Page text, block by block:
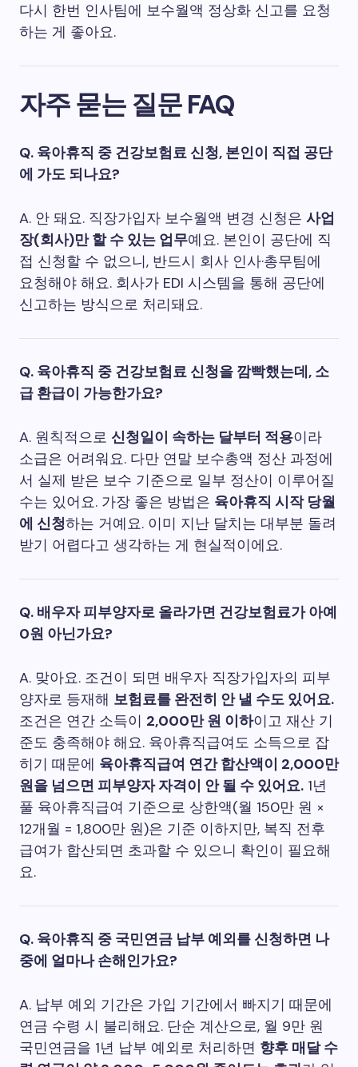
다시 한번 인사팀에 보수월액 정상화 신고를 요청
하는 게 좋아요.
자주 묻는 질문 FAQ
Q. 육아휴직 중 건강보험료 신청, 본인이 직접 공단
에 가도 되나요?
A. 안 돼요. 직장가입자 보수월액 변경 신청은 사업
장(회사)만 할 수 있는 업무예요. 본인이 공단에 직
접 신청할 수 없으니, 반드시 회사 인사·총무팀에
요청해야 해요. 회사가 EDI 시스템을 통해 공단에
신고하는 방식으로 처리돼요.
Q. 육아휴직 중 건강보험료 신청을 깜빡했는데, 소
급 환급이 가능한가요?
A. 원칙적으로 신청일이 속하는 달부터 적용이라
소급은 어려워요. 다만 연말 보수총액 정산 과정에
서 실제 받은 보수 기준으로 일부 정산이 이루어질
수는 있어요. 가장 좋은 방법은 육아휴직 시작 당월
에 신청하는 거예요. 이미 지난 달치는 대부분 돌려
받기 어렵다고 생각하는 게 현실적이에요.
Q. 배우자 피부양자로 올라가면 건강보험료가 아예
0원 아닌가요?
A. 맞아요. 조건이 되면 배우자 직장가입자의 피부
양자로 등재해 보험료를 완전히 안 낼 수도 있어요.
조건은 연간 소득이 2,000만 원 이하이고 재산 기
준도 충족해야 해요. 육아휴직급여도 소득으로 잡
히기 때문에 육아휴직급여 연간 합산액이 2,000만
원을 넘으면 피부양자 자격이 안 될 수 있어요. 1년
풀 육아휴직급여 기준으로 상한액(월 150만 원 ×
12개월 = 1,800만 원)은 기준 이하지만, 복직 전후
급여가 합산되면 초과할 수 있으니 확인이 필요해
요.
Q. 육아휴직 중 국민연금 납부 예외를 신청하면 나
중에 얼마나 손해인가요?
A. 납부 예외 기간은 가입 기간에서 빠지기 때문에
연금 수령 시 불리해요. 단순 계산으로, 월 9만 원
국민연금을 1년 납부 예외로 처리하면 향후 매달 수